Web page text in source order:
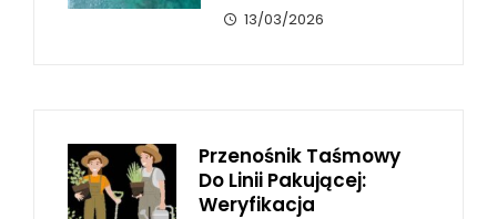
13/03/2026
Przenośnik Taśmowy
Do Linii Pakującej:
Weryfikacja